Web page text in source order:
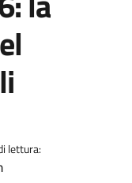
lettura: